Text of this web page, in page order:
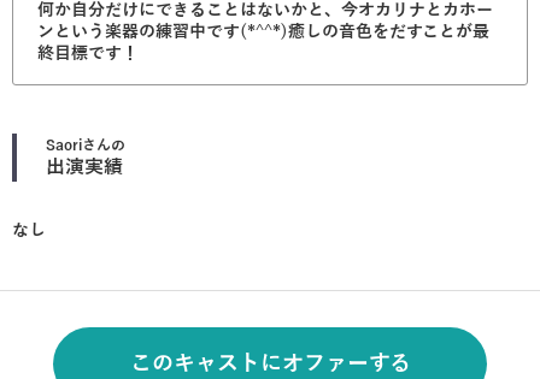
何か自分だけにできることはないかと、今オカリナとカホー
ンという楽器の練習中です(*^^*)癒しの音色をだすことが最
終目標です！
Saoriさんの
出演実績
なし
このキャストにオファーする